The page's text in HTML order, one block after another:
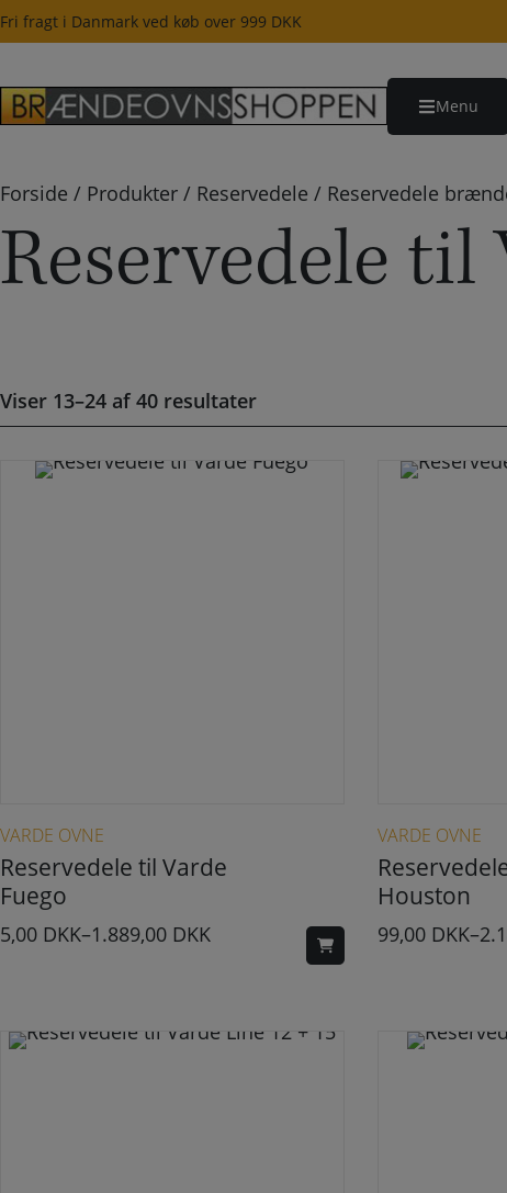
Hop
til
Fri fragt i Danmark ved køb over 999 DKK
Menu
Forside / Produkter / Reservedele / Reservedele
Reservedele til
Viser 13–24 af 40 resultater
VARDE OVNE
Reservedele til Varde
Fuego
5,00 DKK–1.889,00 DKK
VARDE OVNE
Houston
99,00 DKK–